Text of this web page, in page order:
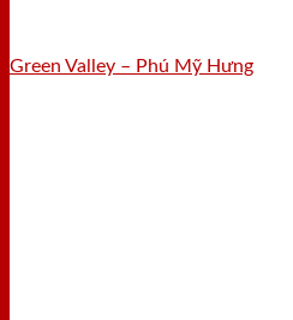
Green Valley – Phú Mỹ Hưng